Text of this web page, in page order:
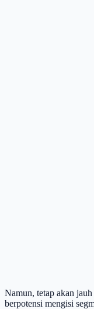
Namun, tetap akan
berpotensi mengisi